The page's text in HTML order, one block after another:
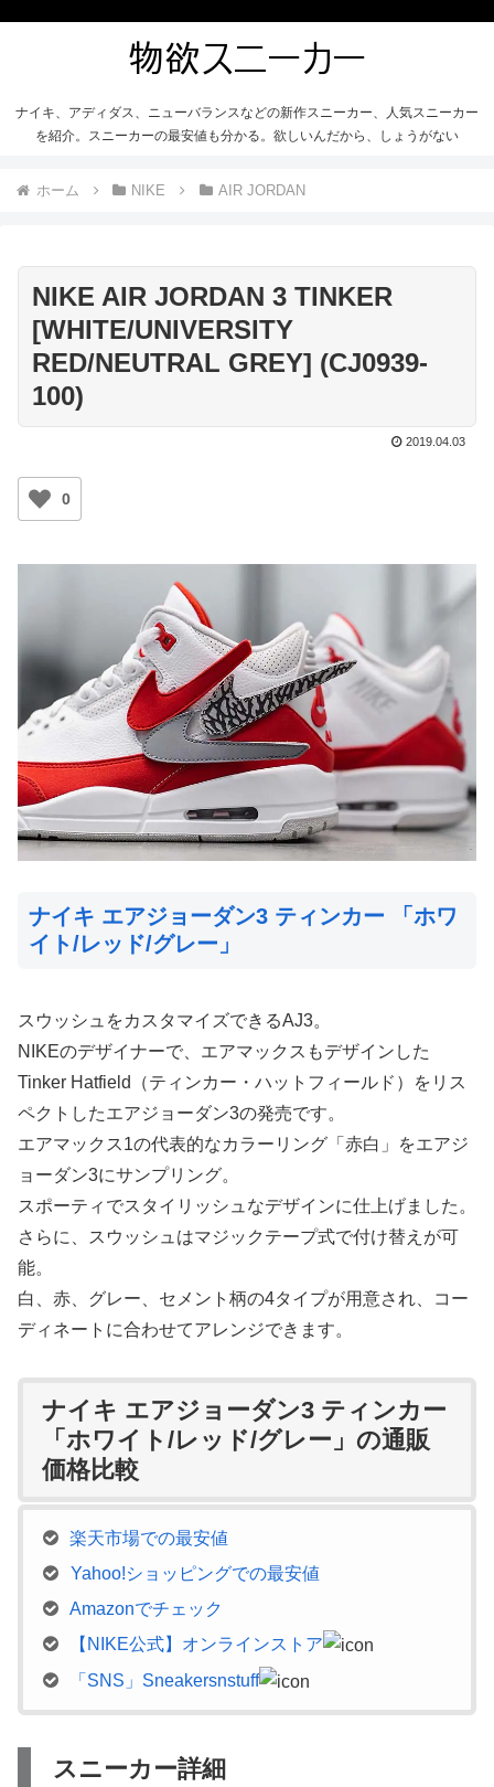
ナイキ、アディダス、ニューバランスなどの新作スニーカー、人気スニーカー
を紹介。スニーカーの最安値も分かる。欲しいんだから、しょうがない
ホーム NIKE AIR JORDAN
NIKE AIR JORDAN 3 TINKER
[WHITE/UNIVERSITY
RED/NEUTRAL GREY] (CJ0939-
100)
2019.04.03
0
ナイキ エアジョーダン3 ティンカー 「ホワ
イト/レッド/グレー」
スウッシュをカスタマイズできるAJ3。
NIKEのデザイナーで、エアマックスもデザインした
Tinker Hatfield（ティンカー・ハットフィールド）をリス
ペクトしたエアジョーダン3の発売です。
エアマックス1の代表的なカラーリング「赤白」をエアジ
ョーダン3にサンプリング。
スポーティでスタイリッシュなデザインに仕上げました。
さらに、スウッシュはマジックテープ式で付け替えが可
能。
白、赤、グレー、セメント柄の4タイプが用意され、コー
ディネートに合わせてアレンジできます。
ナイキ エアジョーダン3 ティンカー
「ホワイト/レッド/グレー」の通販
価格比較
楽天市場での最安値
Yahoo!ショッピングでの最安値
Amazonでチェック
【NIKE公式】オンラインストア
「SNS」Sneakersnstuff
スニーカー詳細